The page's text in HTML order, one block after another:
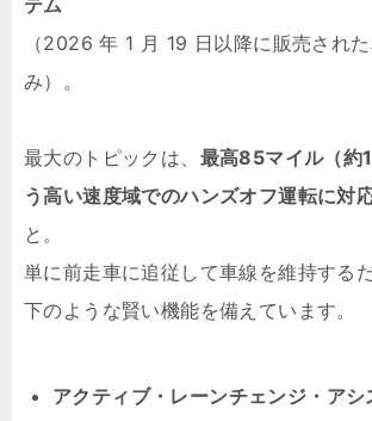
テム
（2026 年 1 月 19 日以降に販売され
み）。
最大のトピックは、 最高85マイル（
う高い速度域でのハンズオフ運転に対
と。
単に前走車に追従して車線を維持する
下のような賢い機能を備えています。
アクティブ・レーンチェンジ・アシ